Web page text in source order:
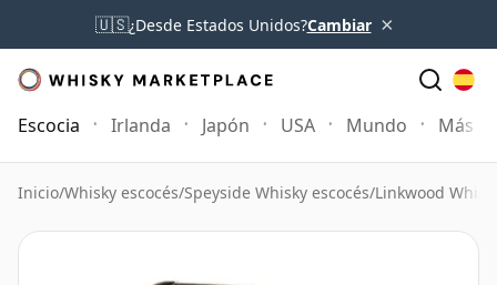
🇺🇸¿Desde Estados Unidos?Cambiar ×
Escocia Irlanda Japón USA Mundo Más
Inicio/Whisky escocés/Speyside Whisky escocés/Linkwood